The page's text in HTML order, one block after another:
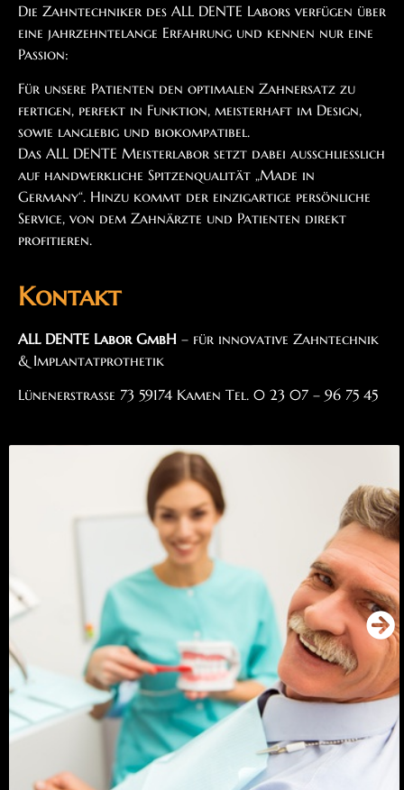
Die Zahntechniker des ALL DENTE Labors verfügen über
eine jahrzehntelange Erfahrung und kennen nur eine
Passion:
Für unsere Patienten den optimalen Zahnersatz zu
fertigen, perfekt in Funktion, meisterhaft im Design,
sowie langlebig und biokompatibel.
Das ALL DENTE Meisterlabor setzt dabei ausschließlich
auf handwerkliche Spitzenqualität „Made in
Germany“. Hinzu kommt der einzigartige persönliche
Service, von dem Zahnärzte und Patienten direkt
profitieren.
Kontakt
ALL DENTE Labor GmbH – für innovative Zahntechnik
& Implantatprothetik
Lünenerstraße 73 59174 Kamen Tel. 0 23 07 – 96 75 45